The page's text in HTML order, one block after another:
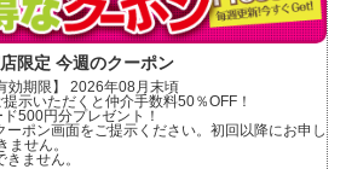
限定 今週のクーポン
効期限】 2026年08月末頃
示いただくと仲介手数料50％OFF！
500円分プレゼント！
ポン画面をご提示ください。初回以降にお申し
せん。
ません。